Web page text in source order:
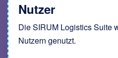
Nutzer
Die SIRUM Logistics Suite
Nutzern genutzt.